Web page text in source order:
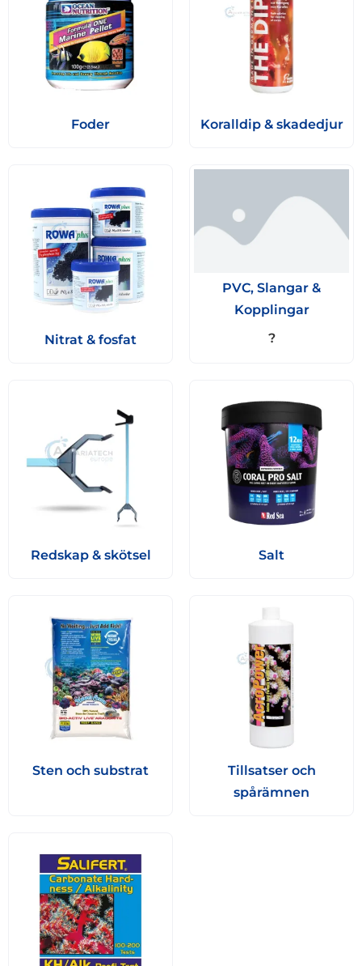
Foder Koralldip & skadedjur
Nitrat & fosfat
PVC, Slangar &
Kopplingar
?
Redskap & skötsel Salt
Sten och substrat
Tillsatser och
spårämnen